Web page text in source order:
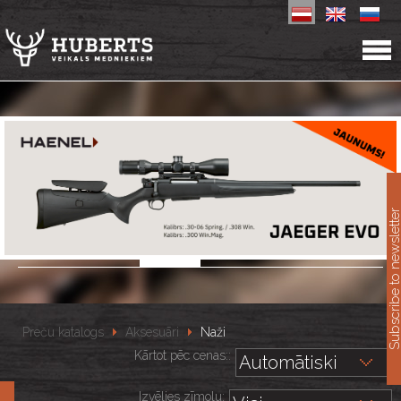
Preču katalogs Aksesuāri
Naži
Kārtot pēc cenas::
Izvēlies zīmolu:
Subscribe